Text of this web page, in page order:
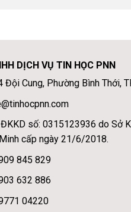
DỊCH VỤ TIN HỌC PNN
Cung, Phường Bình Thới,
số: 0315123936 do Sở
cấp ngày 21/6/2018.
845 829
632 886
04220